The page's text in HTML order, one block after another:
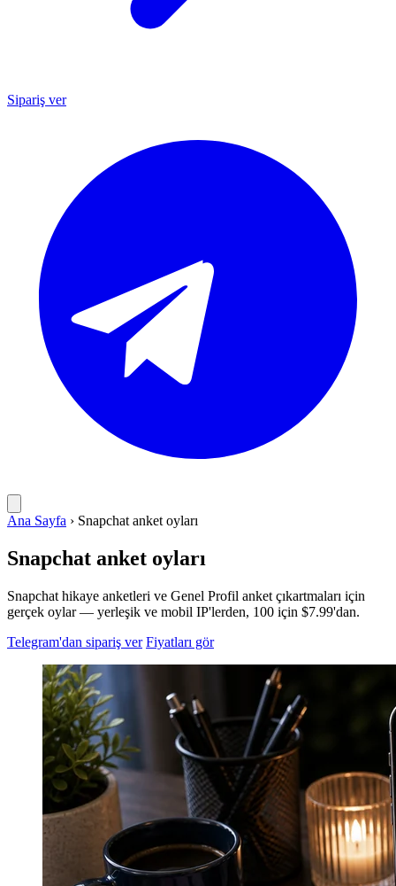
Sipariş ver
Ana Sayfa › Snapchat anket oyları
Snapchat anket oyları
Snapchat hikaye anketleri ve Genel Profil anket çıkartmaları için
gerçek oylar — yerleşik ve mobil IP'lerden, 100 için $7.99'dan.
Telegram'dan sipariş ver Fiyatları gör